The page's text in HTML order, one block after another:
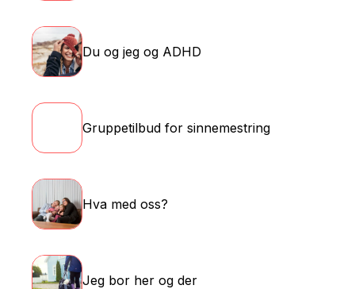
Du og jeg og ADHD
Gruppetilbud for sinnemestring
Hva med oss?
Jeg bor her og der